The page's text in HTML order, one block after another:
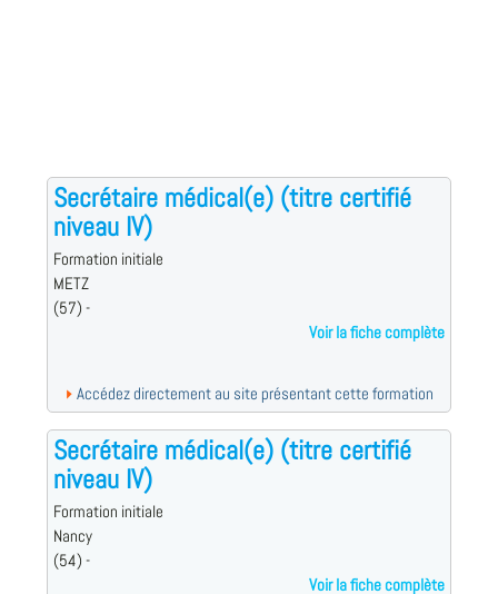
Secrétaire médical(e) (titre certifié
niveau IV)
Formation initiale
METZ
(57) -
Voir la fiche complète
Accédez directement au site présentant cette formation
Secrétaire médical(e) (titre certifié
niveau IV)
Formation initiale
Nancy
(54) -
Voir la fiche complète